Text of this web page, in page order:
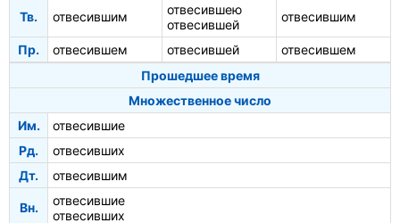
Тв. отвесившим
отвесившею
отвесившей
отвесившим
Пр. отвесившем отвесившей
отвесившем
Прошедшее время
Множественное число
Им.
отвесившие
Рд.
отвесивших
Дт.
отвесившим
Вн.
отвесившие
отвесивших